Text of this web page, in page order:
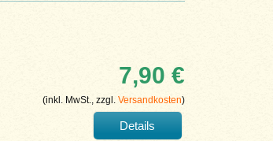
7,90 €
(inkl. MwSt., zzgl. Versandkosten)
Details